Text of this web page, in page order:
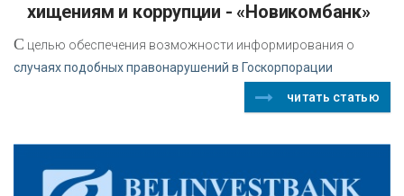
хищениям и коррупции - «Новикомбанк»
С целью обеспечения возможности информирования о
случаях подобных правонарушений в Госкорпорации
читать статью